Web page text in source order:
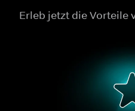
Erleb jetzt die Vorteile